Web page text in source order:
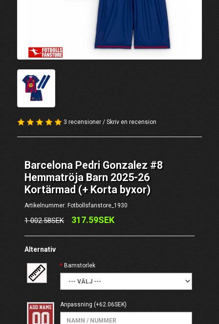
3 recensioner / Skriv en recension
Barcelona Pedri Gonzalez #8
Hemmatröja Barn 2025-26
Kortärmad (+ Korta byxor)
Artikelnummer: Fotbollsfanstore_1930
1 002.58SEK 317.59SEK
Alternativ
Barnstorlek
Anpassning (+62.06SEK)